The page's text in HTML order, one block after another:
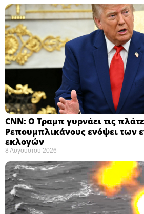
CNN: Ο Τραμπ γυρνάει τις
Ρεπουμπλικάνους ενόψει των
εκλογών ​
8 Αυγούστου 2026